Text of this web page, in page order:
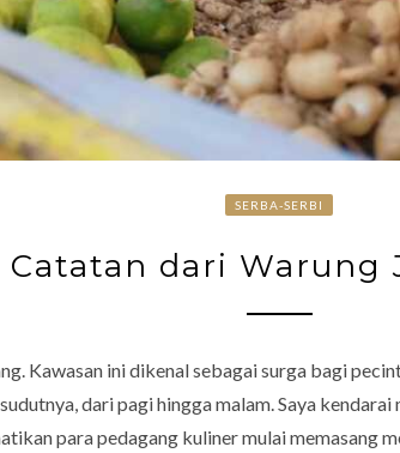
SERBA-SERBI
Catatan dari Warung
Kawasan ini dikenal sebagai surga bagi
dari pagi hingga malam. Saya
para pedagang kuliner mulai memasang